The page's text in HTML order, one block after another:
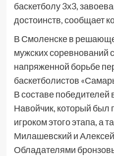
баскетболу 3х3,
достоинств, сообщает
В Смоленске в
мужских соревнований
напряженной борьбе
баскетболистов
В составе победителей
Навойчик, который был
игроком этого этапа, а
Милашевский и
Обладателями